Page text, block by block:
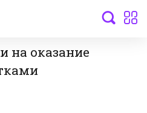
на оказание